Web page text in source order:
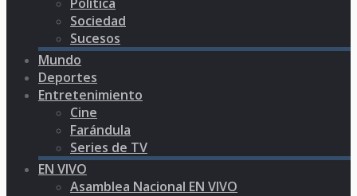
Sociedad
Sucesos
Mundo
Deportes
Entretenimiento
Cine
Farándula
Series de TV
EN VIVO
Asamblea Nacional EN VIVO